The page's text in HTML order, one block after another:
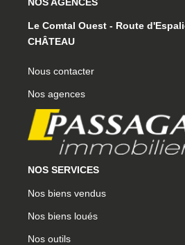
Le Comtal Ouest - Route
CHÂTEAU
Nous contacter
Nos agences
NOS SERVICES
Nos biens vendus
Nos biens loués
Nos outils